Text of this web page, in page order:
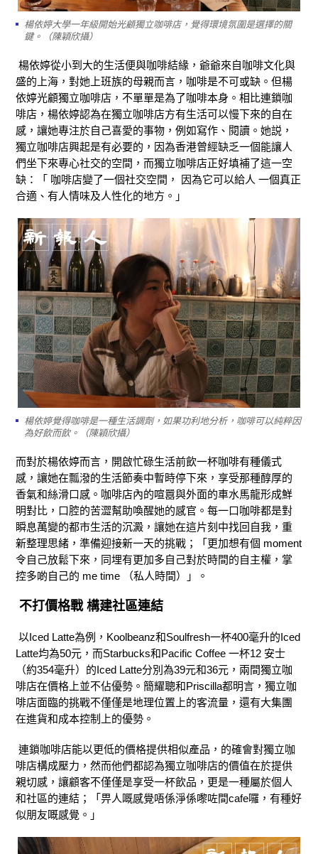
楊依婷大學一年級開始光顧獨立咖啡店，覺得環境氛圍是選擇的關
鍵。（陳穎欣攝）
楊依婷從小到大的生活便與咖啡結緣，爺爺來自咖啡文化與
盛的上海，對她上班族的母親而言，咖啡是不可或缺。但楊
依婷光顧獨立咖啡店，不單單是為了咖啡本身。相比連鎖咖
啡店，楊依婷認為在獨立咖啡店方有生活可以慢下來的自在
感，讓她專注於自己喜愛的事物，例如寫作、閱讀。她説，
獨立咖啡店興起是有必要的，因為香港曾經缺乏一個能讓人
們坐下來專心社交的空間，而獨立咖啡店正好填補了這一空
缺：「 咖啡店變了一個社交空間， 因為它可以給人 一個真正
合適、有人情味及人性化的地方。」
楊依婷覺得咖啡是一種生活調劑，如果功利地分析，咖啡可以純粹因
為好飲而飲。（陳穎欣攝）
而對於楊依婷而言，開啟忙碌生活前飲一杯咖啡有種儀式
感，讓她在瓢潑的生活節奏中暫時停下來，享受那種醇厚的
香氣和絲滑口感。咖啡店內的喧囂與外面的車水馬龍形成鮮
明對比，口腔的苦澀幫助喚醒她的感官。每一口咖啡都是對
瞬息萬變的都市生活的沉澱，讓她在這片刻中找回自我，重
新整理思緒，準備迎接新一天的挑戰；「更加想有個 moment
令自己放鬆下來，同埋有更加多自己對於時間的自主權，掌
控多啲自己的 me time （私人時間）」。
不打價格戰 構建社區連結
以Iced Latte為例，Koolbeanz和Soulfresh一杯400毫升的Iced
Latte均為50元，而Starbucks和Pacific Coffee 一杯12 安士
（約354毫升）的Iced Latte分別為39元和36元，兩間獨立咖
啡店在價格上並不佔優勢。簡耀聰和Priscilla都明言，獨立咖
啡店面臨的挑戰不僅僅是地理位置上的客流量，還有大集團
在進貨和成本控制上的優勢。
連鎖咖啡店能以更低的價格提供相似產品，的確會對獨立咖
啡店構成壓力，然而他們都認為獨立咖啡店的價值在於提供
親切感，讓顧客不僅僅是享受一杯飲品，更是一種屬於個人
和社區的連結；「畀人嘅感覺唔係淨係嚟咗間cafe囉，有種好
似朋友嘅感覺。」